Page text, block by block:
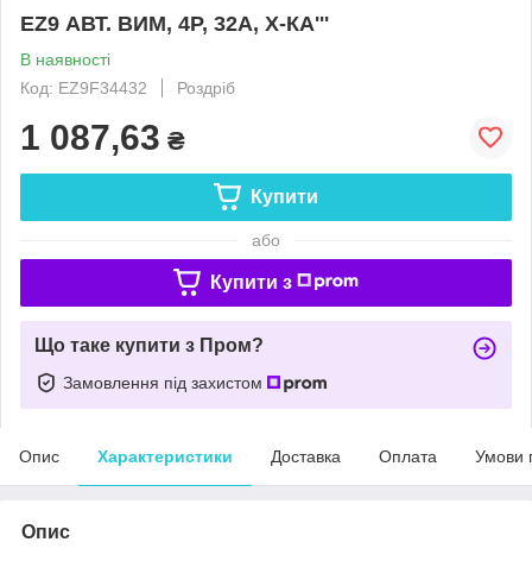
EZ9 АВТ. ВИМ, 4Р, 32А, Х-КА'''
В наявності
Код: EZ9F34432
Роздріб
1 087,63 ₴
Купити
або
Купити з
Що таке купити з Пром?
Замовлення під захистом
Опис Характеристики Доставка Оплата Умови
Опис